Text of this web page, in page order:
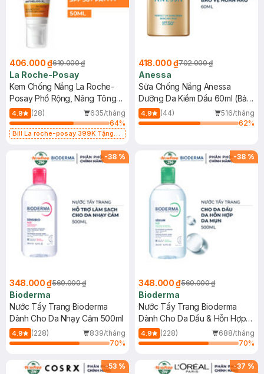
406.000 ₫610.000 ₫
La Roche-Posay
Kem Chống Nắng La Roche-
Posay Phổ Rộng, Nâng Tông
Kiềm Dầu 50ml
4.9 (28)
635/tháng
64%
Bill La roche-posay 399K Tặng
(SL có hạn)
418.000 ₫702.000 ₫
Anessa
Sữa Chống Nắng Anessa
Dưỡng Da Kiềm Dầu 60ml (Bản
Mới)
4.9 (44)
516/tháng
62%
-38 %
348.000 ₫560.000 ₫
Bioderma
Nước Tẩy Trang Bioderma
Dành Cho Da Nhạy Cảm 500ml
4.9 (228)
839/tháng
70%
-38 %
348.000 ₫560.000 ₫
Bioderma
Nước Tẩy Trang Bioderma
Dành Cho Da Dầu & Hỗn Hợp
500ml
4.9 (228)
688/tháng
70%
-53 % -37 %